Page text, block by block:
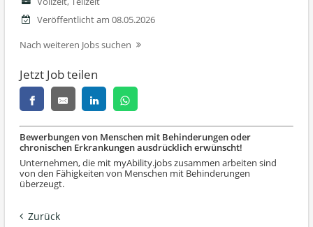
Veröffentlicht am 08.05.2026
Nach weiteren Jobs suchen
Jetzt Job teilen
Bewerbungen von Menschen mit Behinderungen oder
chronischen Erkrankungen ausdrücklich erwünscht!
Unternehmen, die mit myAbility.jobs zusammen arbeiten sind
von den Fähigkeiten von Menschen mit Behinderungen
überzeugt.
Zurück